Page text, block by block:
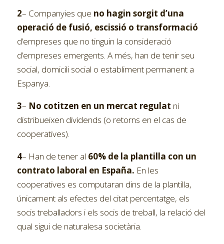
2– Companyies que no hagin sorgit d’una
operació de fusió, escissió o transformació
d’empreses que no tinguin la consideració
d’empreses emergents. A més, han de tenir seu
social, domicili social o establiment permanent a
Espanya.
3– No cotitzen en un mercat regulat ni
distribueixen dividends (o retorns en el cas de
cooperatives).
4– Han de tener al 60% de la plantilla con un
contrato laboral en España. En les
cooperatives es computaran dins de la plantilla,
únicament als efectes del citat percentatge, els
socis treballadors i els socis de treball, la relació del
qual sigui de naturalesa societària.